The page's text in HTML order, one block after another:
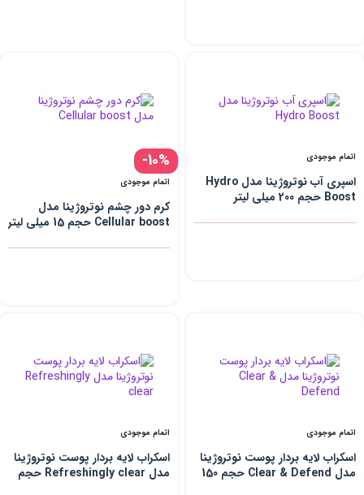
اتمام موجودی
اسپری آب نوتروژینا مدل Hydro
Boost حجم 200 میلی لیتر
-10%
اتمام موجودی
کرم دور چشم نوتروژینا مدل
Cellular boost حجم 15 میلی لیتر
اتمام موجودی
اسکراب لایه بردار پوست نوتروژینا
مدل Clear & Defend حجم 150
اتمام موجودی
اسکراب لایه بردار پوست نوتروژینا
مدل Refreshingly clear حجم